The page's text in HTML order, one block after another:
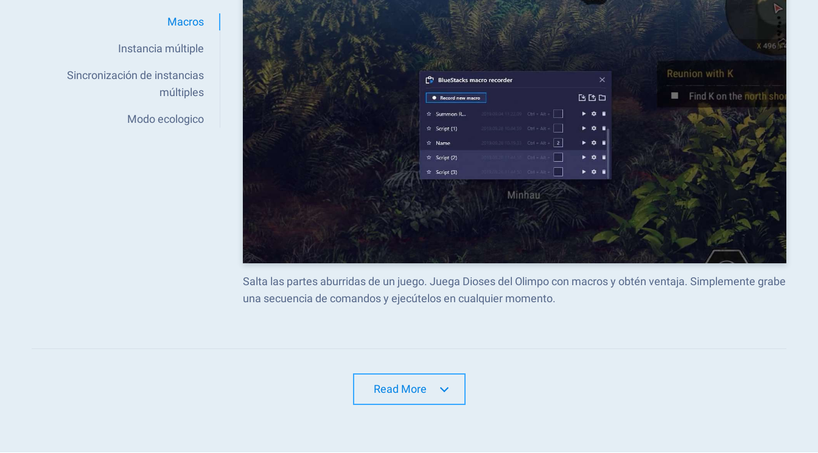
Macros
Instancia múltiple
Sincronización de instancias
múltiples
Modo ecologico
Salta las partes aburridas de un juego. Juega Dioses del Olimpo con macros y obtén ventaja. Simplemente grabe
una secuencia de comandos y ejecútelos en cualquier momento.
Read More